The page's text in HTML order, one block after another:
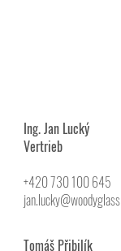
Ing. Jan Lucký
Vertrieb
+420 730 100 645
Tomáš Přibilík